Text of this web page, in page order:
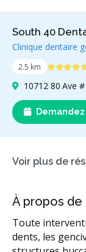
2.5 km 4.9 étoiles
South 40
Clinique dentaire
10712 80 Ave #103, Grande
Voir plus de
À propos de
Toute
dents, les